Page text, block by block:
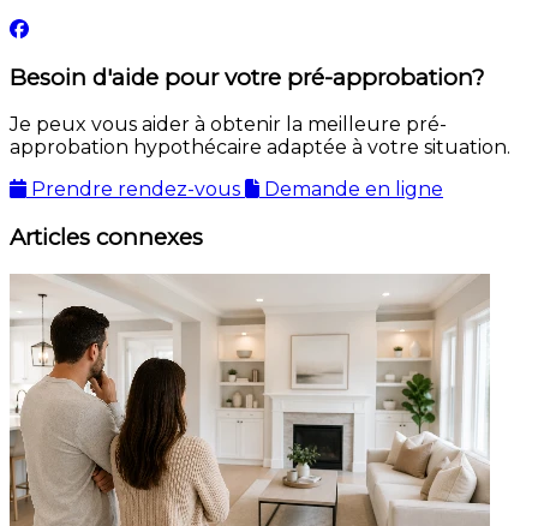
Besoin d'aide pour votre pré-approbation?
Je peux vous aider à obtenir la meilleure pré-
approbation hypothécaire adaptée à votre situation.
Prendre rendez-vous
Demande en ligne
Articles connexes